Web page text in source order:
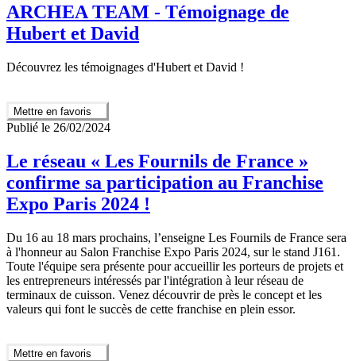
ARCHEA TEAM - Témoignage de
Hubert et David
Découvrez les témoignages d'Hubert et David !
Mettre en favoris
Publié le 26/02/2024
Le réseau « Les Fournils de France »
confirme sa participation au Franchise
Expo Paris 2024 !
Du 16 au 18 mars prochains, l’enseigne Les Fournils de France sera
à l'honneur au Salon Franchise Expo Paris 2024, sur le stand J161.
Toute l'équipe sera présente pour accueillir les porteurs de projets et
les entrepreneurs intéressés par l'intégration à leur réseau de
terminaux de cuisson. Venez découvrir de près le concept et les
valeurs qui font le succès de cette franchise en plein essor.
Mettre en favoris